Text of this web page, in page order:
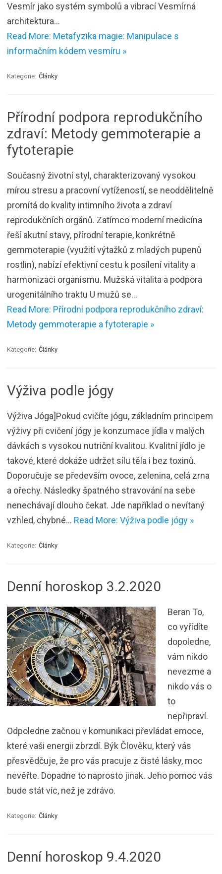
Vesmír jako systém symbolů a vibrací Vesmírná
architektura…
Read More: Metafyzika magie: Manipulace s
informačním kódem vesmíru »
Kategorie: Články
Přírodní podpora reprodukčního
zdraví: Metody gemmoterapie a
fytoterapie
Současný životní styl, charakterizovaný vysokou
mírou stresu a pracovní vytížeností, se neoddělitelně
promítá do kvality intimního života a zdraví
reprodukčních orgánů. Zatímco moderní medicína
řeší akutní stavy, přírodní terapie, konkrétně
gemmoterapie (využití výtažků z mladých pupenů
rostlin), nabízí efektivní cestu k posílení vitality a
harmonizaci organismu. Mužská vitalita a podpora
urogenitálního traktu U mužů se…
Read More: Přírodní podpora reprodukčního zdraví:
Metody gemmoterapie a fytoterapie »
Kategorie: Články
Výživa podle jógy
Výživa Jóga]Pokud cvičíte jógu, základním principem
výživy při cvičení jógy je konzumace jídla v malých
dávkách s vysokou nutriční kvalitou. Kvalitní jídlo je
takové, které dokáže udržet sílu těla i bez toxinů.
Doporučuje se především ovoce, zelenina, celá zrna
a ořechy. Následky špatného stravování na sebe
nenechávají dlouho čekat. Jde například o nevítaný
vzhled, chybné… Read More: Výživa podle jógy »
Kategorie: Články
Denní horoskop 3.2.2020
Beran To,
co vyřídíte
dopoledne,
vám nikdo
nevezme a
nikdo vás o
to
nepřipraví.
Odpoledne začnou v komunikaci převládat emoce,
které vaši energii zbrzdí. Býk Člověku, který vás
přesvědčuje, že pro vás pracuje z čisté lásky, moc
nevěřte. Dopadne to naprosto jinak. Jeho pomoc vás
bude stát víc, než je zdrávo.
Kategorie: Články
Denní horoskop 9.4.2020